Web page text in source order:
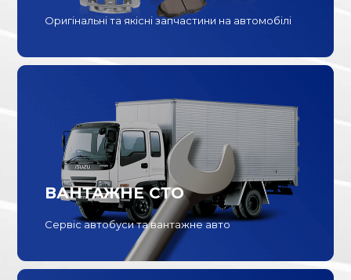
Оригінальні та якісні запчастини на автомобілі
ВАНТАЖНЕ СТО
Сервіс автобуси та вантажне авто